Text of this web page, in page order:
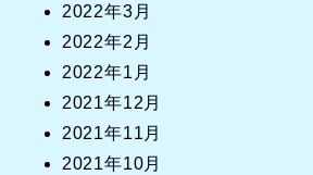
2022年3月
2022年2月
2022年1月
2021年12月
2021年11月
2021年10月